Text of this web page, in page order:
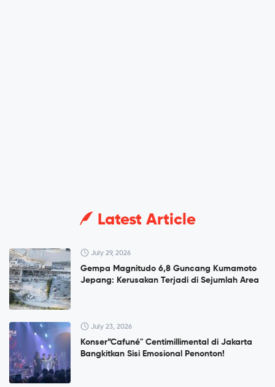
Latest Article
July 29, 2026
Gempa Magnitudo 6,8 Guncang Kumamoto
Jepang: Kerusakan Terjadi di Sejumlah Area
July 23, 2026
Konser”Cafuné" Centimillimental di Jakarta
Bangkitkan Sisi Emosional Penonton!